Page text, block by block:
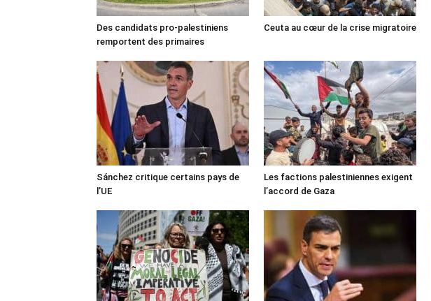
Des candidats pro-palestiniens
remportent des primaires
Ceuta au cœur de la crise migratoire
Sánchez critique certains pays de
l’UE
Les factions palestiniennes exigent
l’accord de Gaza